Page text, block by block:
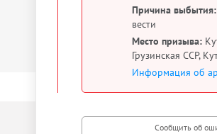
Причина выбытия:
вести
Место призыва:
Грузинская ССР,
Информация об